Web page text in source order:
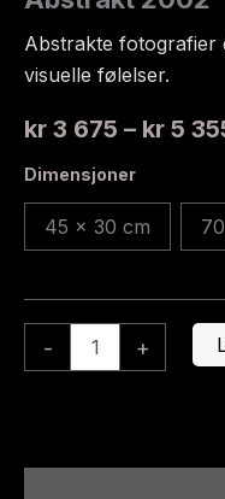
Abstrakte fotografier
visuelle følelser.
kr 3 675 – kr 5
Dimensjoner
45 x 30 cm
-
2002
+